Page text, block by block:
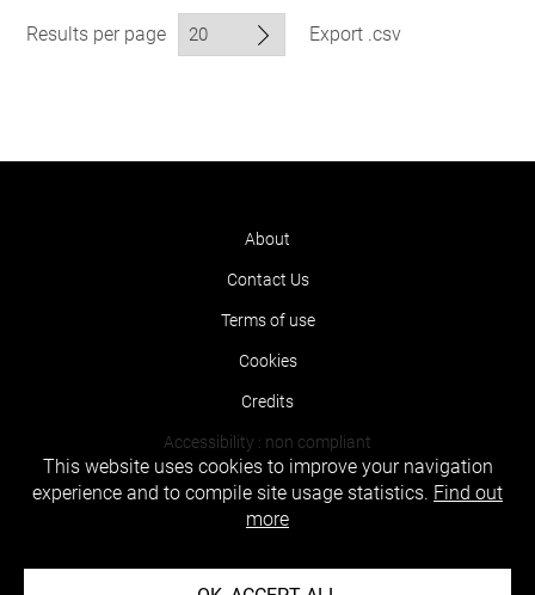
Results per page Export .csv
About
Contact Us
Terms of use
Cookies
Credits
Accessibility : non compliant
This website uses cookies to improve your navigation
experience and to compile site usage statistics. Find out
more